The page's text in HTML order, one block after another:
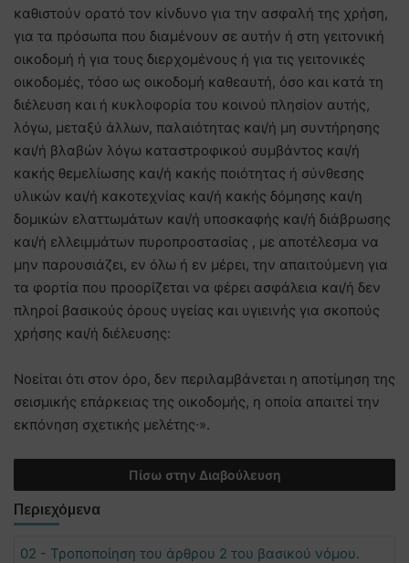
καθιστούν ορατό τον κίνδυνο για την ασφαλή της χρήση,
για τα πρόσωπα που διαμένουν σε αυτήν ή στη γειτονική
οικοδομή ή για τους διερχομένους ή για τις γειτονικές
οικοδομές, τόσο ως οικοδομή καθεαυτή, όσο και κατά τη
διέλευση και ή κυκλοφορία του κοινού πλησίον αυτής,
λόγω, μεταξύ άλλων, παλαιότητας και/ή μη συντήρησης
και/ή βλαβών λόγω καταστροφικού συμβάντος και/ή
κακής θεμελίωσης και/ή κακής ποιότητας ή σύνθεσης
υλικών και/ή κακοτεχνίας και/ή κακής δόμησης και/η
δομικών ελαττωμάτων και/ή υποσκαφής και/ή διάβρωσης
και/ή ελλειμμάτων πυροπροστασίας , με αποτέλεσμα να
μην παρουσιάζει, εν όλω ή εν μέρει, την απαιτούμενη για
τα φορτία που προορίζεται να φέρει ασφάλεια και/ή δεν
πληροί βασικούς όρους υγείας και υγιεινής για σκοπούς
χρήσης και/ή διέλευσης:
Νοείται ότι στον όρο, δεν περιλαμβάνεται η αποτίμηση της
σεισμικής επάρκειας της οικοδομής, η οποία απαιτεί την
εκπόνηση σχετικής μελέτης∙».
Πίσω στην Διαβούλευση
Περιεχόμενα
02 - Τροποποίηση του άρθρου 2 του βασικού νόμου.